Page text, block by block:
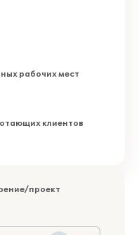
рабочих мест
клиентов
проект